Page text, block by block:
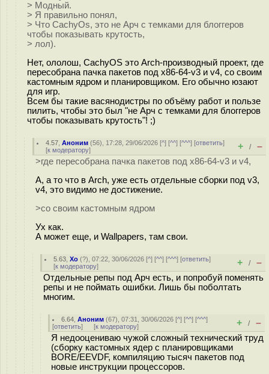
> Модный.
> Я правильно понял,
> Что CachyOs, это не Арч с темками для блоггеров
чтобы показывать крутость,
> лол).
Нет, ололош, CachyOS это Arch-производный проект, где
пересобрана пачка пакетов под x86-64-v3 и v4, со своим
кастомным ядром и планировщиком. Его обычно юзают
для игр.
Всем бы такие васянодистры по объёму работ и пользе
пилить, чтобы это был "не Арч с темками для блоггеров
чтобы показывать крутость"! ;)
4.57 ,Аноним (56), 17:28, 29/06/2026 [^] [^^] [^^^] [ответить]
[к модератору] + / –
>где пересобрана пачка пакетов под x86-64-v3 и v4,
А, а то что в Arch, уже есть отдельные сборки под v3,
v4, это видимо не достижение.
>со своим кастомным ядром
Ух как.
А может еще, и Wallpapers, там свои.
5.63 ,Xo (?), 07:22, 30/06/2026 [^] [^^] [^^^] [ответить]
[к модератору] + / –
Отдельные репы под Арч есть, и попробуй поменять
репы и не поймать ошибки. Лишь бы поболтать
многим.
6.64 ,Аноним (67), 07:31, 30/06/2026 [^] [^^] [^^^]
[ответить] [к модератору] + / –
Я недооцениваю чужой сложный технический труд
(сборку кастомных ядер с планировщиками
BORE/EEVDF, компиляцию тысяч пакетов под
новые инструкции процессоров.